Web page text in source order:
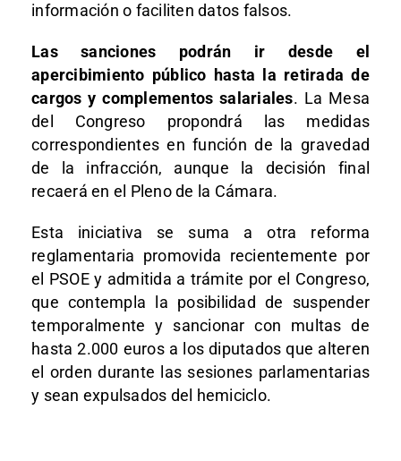
información o faciliten datos falsos.
Las sanciones podrán ir desde el
apercibimiento público hasta la retirada de
cargos y complementos salariales. La Mesa
del Congreso propondrá las medidas
correspondientes en función de la gravedad
de la infracción, aunque la decisión final
recaerá en el Pleno de la Cámara.
Esta iniciativa se suma a otra reforma
reglamentaria promovida recientemente por
el PSOE y admitida a trámite por el Congreso,
que contempla la posibilidad de suspender
temporalmente y sancionar con multas de
hasta 2.000 euros a los diputados que alteren
el orden durante las sesiones parlamentarias
y sean expulsados del hemiciclo.